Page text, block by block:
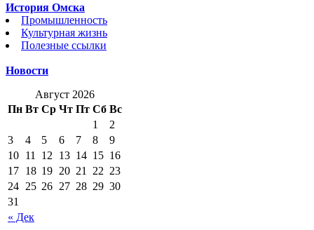
История Омска
Промышленность
Культурная жизнь
Полезные ссылки
Новости
Август 2026
Пн Вт Ср Чт Пт Сб Вс
« Дек
1
2
3
4 5 6 7 8
9
10 11 12 13 14 15 16
17 18 19 20 21 22 23
24 25 26 27 28 29 30
31